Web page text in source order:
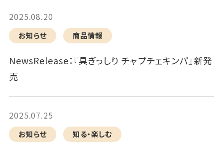
2025.08.20
お知らせ 商品情報
NewsRelease：『具ぎっしり チャプチェキンパ』新発
売
2025.07.25
お知らせ 知る・楽しむ